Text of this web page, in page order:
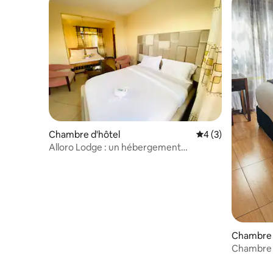
Chambre d'hôtel Évaluation
4 (3)
Alloro Lodge : un hébergement
Chambre